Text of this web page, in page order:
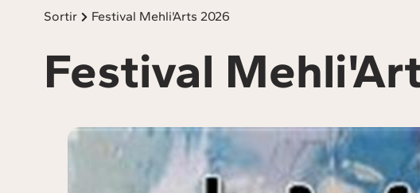
Sortir Festival Mehli'Arts 2026
Festival